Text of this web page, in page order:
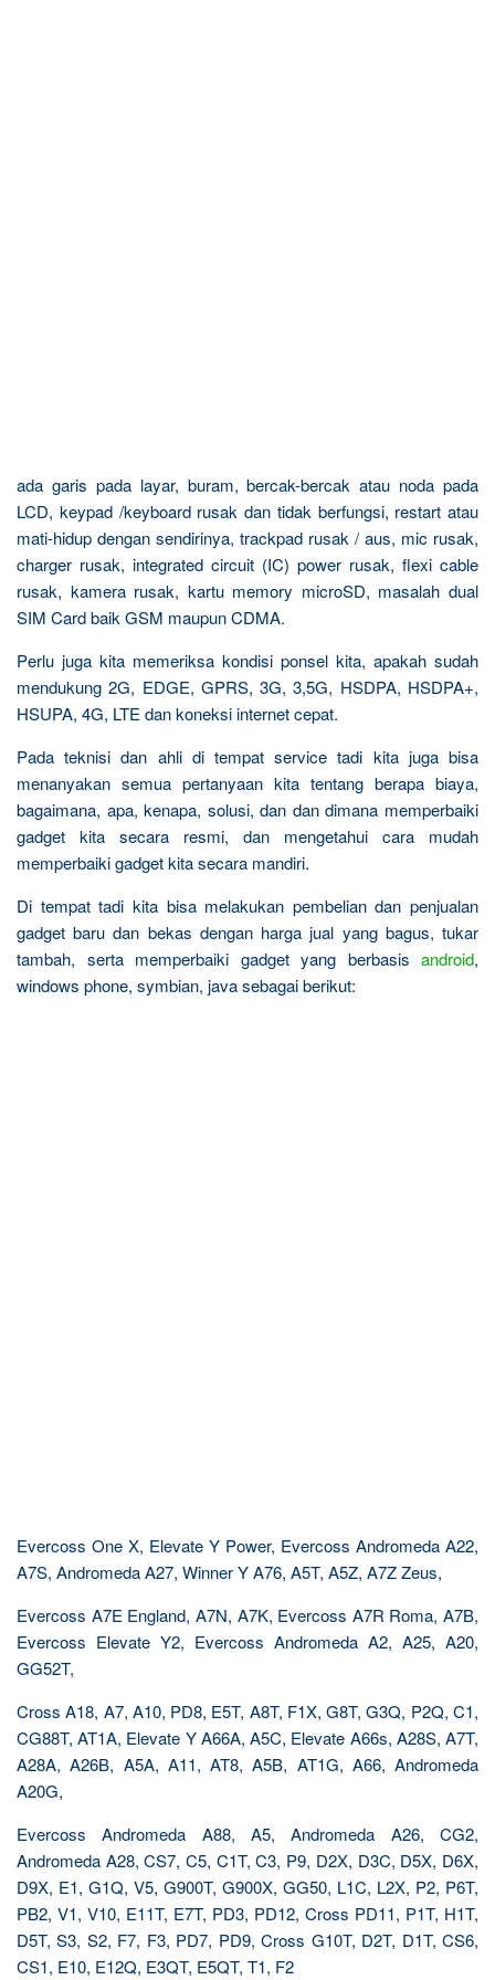
ada garis pada layar, buram, bercak-bercak atau noda pada
LCD, keypad /keyboard rusak dan tidak berfungsi, restart atau
mati-hidup dengan sendirinya, trackpad rusak / aus, mic rusak,
charger rusak, integrated circuit (IC) power rusak, flexi cable
rusak, kamera rusak, kartu memory microSD, masalah dual
SIM Card baik GSM maupun CDMA.
Perlu juga kita memeriksa kondisi ponsel kita, apakah sudah
mendukung 2G, EDGE, GPRS, 3G, 3,5G, HSDPA, HSDPA+,
HSUPA, 4G, LTE dan koneksi internet cepat.
Pada teknisi dan ahli di tempat service tadi kita juga bisa
menanyakan semua pertanyaan kita tentang berapa biaya,
bagaimana, apa, kenapa, solusi, dan dan dimana memperbaiki
gadget kita secara resmi, dan mengetahui cara mudah
memperbaiki gadget kita secara mandiri.
Di tempat tadi kita bisa melakukan pembelian dan penjualan
gadget baru dan bekas dengan harga jual yang bagus, tukar
tambah, serta memperbaiki gadget yang berbasis android,
windows phone, symbian, java sebagai berikut:
Evercoss One X, Elevate Y Power, Evercoss Andromeda A22,
A7S, Andromeda A27, Winner Y A76, A5T, A5Z, A7Z Zeus,
Evercoss A7E England, A7N, A7K, Evercoss A7R Roma, A7B,
Evercoss Elevate Y2, Evercoss Andromeda A2, A25, A20,
GG52T,
Cross A18, A7, A10, PD8, E5T, A8T, F1X, G8T, G3Q, P2Q, C1,
CG88T, AT1A, Elevate Y A66A, A5C, Elevate A66s, A28S, A7T,
A28A, A26B, A5A, A11, AT8, A5B, AT1G, A66, Andromeda
A20G,
Evercoss Andromeda A88, A5, Andromeda A26, CG2,
Andromeda A28, CS7, C5, C1T, C3, P9, D2X, D3C, D5X, D6X,
D9X, E1, G1Q, V5, G900T, G900X, GG50, L1C, L2X, P2, P6T,
PB2, V1, V10, E11T, E7T, PD3, PD12, Cross PD11, P1T, H1T,
D5T, S3, S2, F7, F3, PD7, PD9, Cross G10T, D2T, D1T, CS6,
CS1, E10, E12Q, E3QT, E5QT, T1, F2